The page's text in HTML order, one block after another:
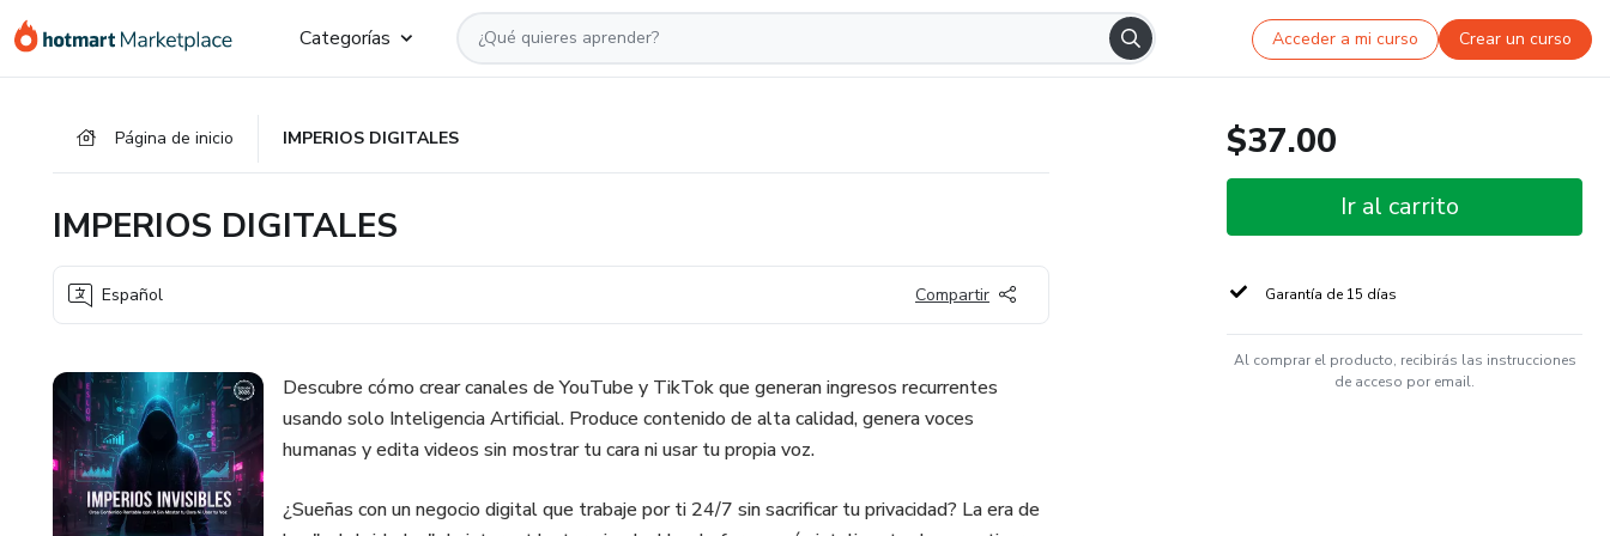
Categorías Acceder a mi curso Crear un curso
Página de inicio IMPERIOS DIGITALES
IMPERIOS DIGITALES
Español Compartir
Descubre cómo crear canales de YouTube y TikTok que generan ingresos recurrentes
usando solo Inteligencia Artificial. Produce contenido de alta calidad, genera voces
humanas y edita videos sin mostrar tu cara ni usar tu propia voz.
​¿Sueñas con un negocio digital que trabaje por ti 24/7 sin sacrificar tu privacidad? La era de
$37.00
Ir al carrito
Garantía de 15 días
Al comprar el producto, recibirás las instrucciones
de acceso por email.